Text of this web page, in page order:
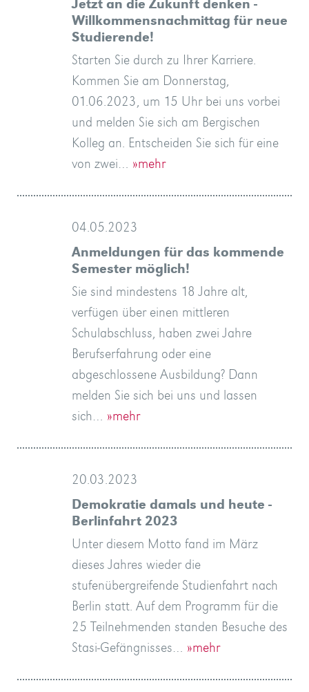
Jetzt an die Zukunft denken -
Willkommensnachmittag für neue
Studierende!
Starten Sie durch zu Ihrer Karriere.
Kommen Sie am Donnerstag,
01.06.2023, um 15 Uhr bei uns vorbei
und melden Sie sich am Bergischen
Kolleg an. Entscheiden Sie sich für eine
von zwei… »mehr
04.05.2023
Anmeldungen für das kommende
Semester möglich!
Sie sind mindestens 18 Jahre alt,
verfügen über einen mittleren
Schulabschluss, haben zwei Jahre
Berufserfahrung oder eine
abgeschlossene Ausbildung? Dann
melden Sie sich bei uns und lassen
sich… »mehr
20.03.2023
Demokratie damals und heute -
Berlinfahrt 2023
Unter diesem Motto fand im März
dieses Jahres wieder die
stufenübergreifende Studienfahrt nach
Berlin statt. Auf dem Programm für die
25 Teilnehmenden standen Besuche des
Stasi-Gefängnisses… »mehr